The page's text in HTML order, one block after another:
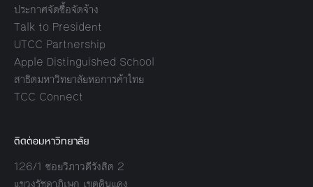
ประกาศจัดซื้อจัดจ้าง
Talk to President
UTCC Partnership
Apple Distinguished School
สาธิตมหาวิทยาลัยหอการค้าไทย
TCC Connect
ติดต่อมหาวิทยาลัย
126/1 ซอยวิภาวดีรังสิต 2
แขวงรัชดาภิเษก เขตดินแดง